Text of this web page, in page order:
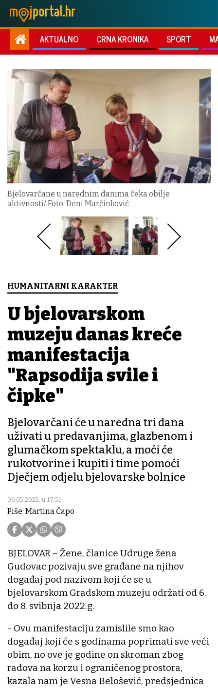
AKTUALNO CRNA KRONIKA SPORT
Bjelovarčane u narednim danima čeka obilje
aktivnosti/ Foto: Deni Marčinković
HUMANITARNI KARAKTER
U bjelovarskom
muzeju danas kreće
manifestacija
"Rapsodija svile i
čipke"
Bjelovarčani će u naredna tri dana
uživati u predavanjima, glazbenom i
glumačkom spektaklu, a moći će
rukotvorine i kupiti i time pomoći
Dječjem odjelu bjelovarske bolnice
06.05.2022. u 17:51
Piše: Martina Čapo
BJELOVAR – Žene, članice Udruge žena
Gudovac pozivaju sve građane na njihov
događaj pod nazivom koji će se u
bjelovarskom Gradskom muzeju održati od 6.
do 8. svibnja 2022.g.
- Ovu manifestaciju zamislile smo kao
događaj koji će s godinama poprimati sve veći
obim, no ove je godine on skroman zbog
radova na korzu i ograničenog prostora,
kazala nam je Vesna Belošević, predsjednica